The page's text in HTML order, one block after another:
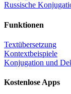
Russische
Funktionen
Textübersetzung
Kontextbeispiele
Konjugation und
Kostenlose Apps